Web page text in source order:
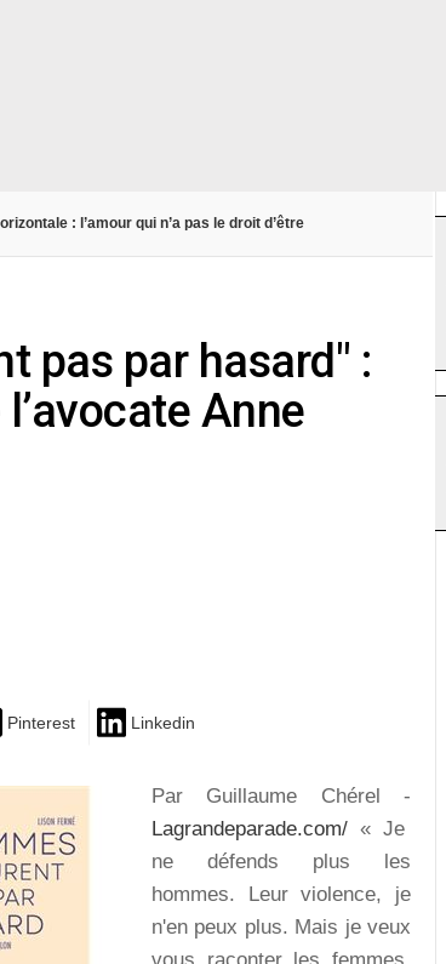
: l’amour qui n’a pas le droit d’être
pas par hasard" :
Anne
Pinterest Linkedin
Par Guillaume Chérel -
Lagrandeparade.com/ « Je
ne défends plus les
hommes. Leur violence, je
n'en peux plus. Mais je veux